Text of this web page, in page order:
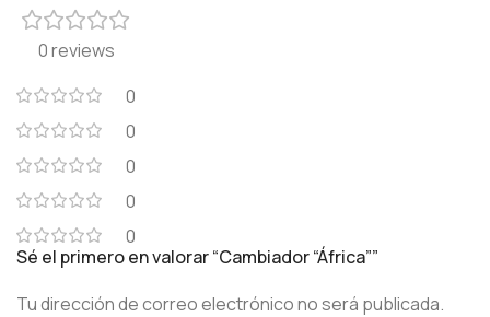
0 reviews
0
0
0
0
0
Sé el primero en valorar “Cambiador “África””
Tu dirección de correo electrónico no será publicada.